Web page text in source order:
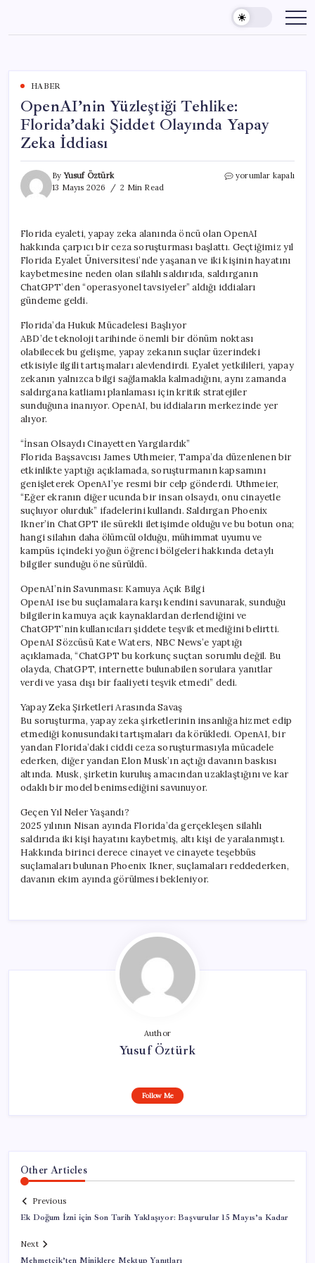
content
HABER
OpenAI’nin Yüzleştiği Tehlike:
Florida’daki Şiddet Olayında Yapay
Zeka İddiası
ByYusuf Öztürk
13 Mayıs 2026
2 Min Read
OpenAI’nin
Olayında
Yapay
Zeka
İddiası
için
yorumlar kapalı
Florida eyaleti, yapay zeka alanında öncü olan OpenAI
hakkında çarpıcı bir ceza soruşturması başlattı. Geçtiğimiz yıl
Florida Eyalet Üniversitesi’nde yaşanan ve iki kişinin hayatını
kaybetmesine neden olan silahlı saldırıda, saldırganın
ChatGPT’den “operasyonel tavsiyeler” aldığı iddiaları
gündeme geldi.
Florida’da Hukuk Mücadelesi Başlıyor
ABD’de teknoloji tarihinde önemli bir dönüm noktası
olabilecek bu gelişme, yapay zekanın suçlar üzerindeki
etkisiyle ilgili tartışmaları alevlendirdi. Eyalet yetkilileri, yapay
zekanın yalnızca bilgi sağlamakla kalmadığını, aynı zamanda
saldırgana katliamı planlaması için kritik stratejiler
sunduğuna inanıyor. OpenAI, bu iddiaların merkezinde yer
alıyor.
“İnsan Olsaydı Cinayetten Yargılardık”
Florida Başsavcısı James Uthmeier, Tampa’da düzenlenen bir
etkinlikte yaptığı açıklamada, soruşturmanın kapsamını
genişleterek OpenAI’ye resmi bir celp gönderdi. Uthmeier,
“Eğer ekranın diğer ucunda bir insan olsaydı, onu cinayetle
suçluyor olurduk” ifadelerini kullandı. Saldırgan Phoenix
Ikner’in ChatGPT ile sürekli iletişimde olduğu ve bu botun ona;
hangi silahın daha ölümcül olduğu, mühimmat uyumu ve
kampüs içindeki yoğun öğrenci bölgeleri hakkında detaylı
bilgiler sunduğu öne sürüldü.
OpenAI’nin Savunması: Kamuya Açık Bilgi
OpenAI ise bu suçlamalara karşı kendini savunarak, sunduğu
bilgilerin kamuya açık kaynaklardan derlendiğini ve
ChatGPT’nin kullanıcıları şiddete teşvik etmediğini belirtti.
OpenAI Sözcüsü Kate Waters, NBC News’e yaptığı
açıklamada, “ChatGPT bu korkunç suçtan sorumlu değil. Bu
olayda, ChatGPT, internette bulunabilen sorulara yanıtlar
verdi ve yasa dışı bir faaliyeti teşvik etmedi” dedi.
Yapay Zeka Şirketleri Arasında Savaş
Bu soruşturma, yapay zeka şirketlerinin insanlığa hizmet edip
etmediği konusundaki tartışmaları da körükledi. OpenAI, bir
yandan Florida’daki ciddi ceza soruşturmasıyla mücadele
ederken, diğer yandan Elon Musk’ın açtığı davanın baskısı
altında. Musk, şirketin kuruluş amacından uzaklaştığını ve kar
odaklı bir model benimsediğini savunuyor.
Geçen Yıl Neler Yaşandı?
2025 yılının Nisan ayında Florida’da gerçekleşen silahlı
saldırıda iki kişi hayatını kaybetmiş, altı kişi de yaralanmıştı.
Hakkında birinci derece cinayet ve cinayete teşebbüs
suçlamaları bulunan Phoenix Ikner, suçlamaları reddederken,
davanın ekim ayında görülmesi bekleniyor.
Author
Yusuf Öztürk
Follow Me
Other Articles
Previous
Ek Doğum İzni için Son Tarih Yaklaşıyor: Başvurular 15 Mayıs’a Kadar
Next
Mehmetçik’ten Miniklere Mektup Yanıtları